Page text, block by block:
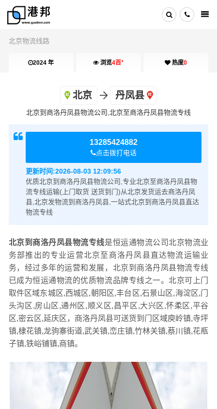
北京物流线路
2024 年 浏览4百+ 热度0
北京 丹凤县
北京到商洛丹凤县物流公司,北京至商洛丹凤县物流专线
13285424882
点击拨打电话
更新时间:2026-08-03 12:09:56
优质北京到商洛丹凤县物流公司,专业北京至商洛丹凤县物
流专线运输(上门取货 送货到门)从北京发货运去商洛丹凤
县,北京发物流到商洛丹凤县,一站式北京到商洛丹凤县直达
物流专线
北京到商洛丹凤县物流专线是恒运通物流公司北京物流业
务部推出的专业运营北京至商洛丹凤县直达物流运输业
务，经过多年的运营和发展，北京到商洛丹凤县物流专线
已成为恒运通物流的优质物流品牌专线之一。北京可上门
取件区域东城区,西城区,朝阳区,丰台区,石景山区,海淀区,门
头沟区,房山区,通州区,顺义区,昌平区,大兴区,怀柔区,平谷
区,密云区,延庆区，商洛丹凤县可送货到门区域庾岭镇,寺坪
镇,棣花镇,龙驹寨街道,武关镇,峦庄镇,竹林关镇,蔡川镇,花瓶
子镇,铁峪铺镇,商镇。